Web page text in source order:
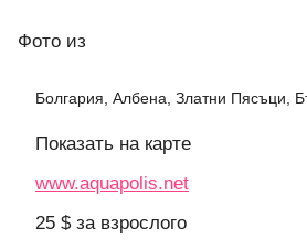
Фото из
Болгария, Албена, Златни Пясъци,
Показать на карте
www.aquapolis.net
25 $ за взрослого